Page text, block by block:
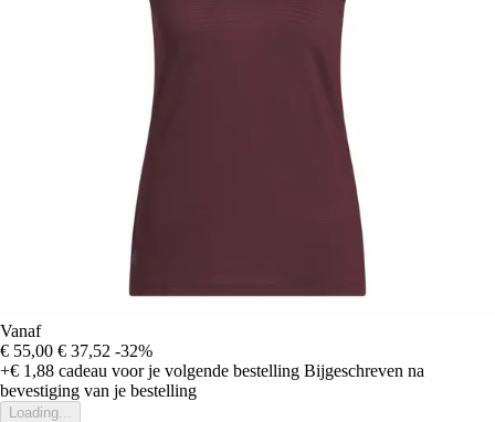
Vanaf
€ 55,00 € 37,52 -32%
+€ 1,88 cadeau voor je volgende bestelling Bijgeschreven na
bevestiging van je bestelling
Loading...